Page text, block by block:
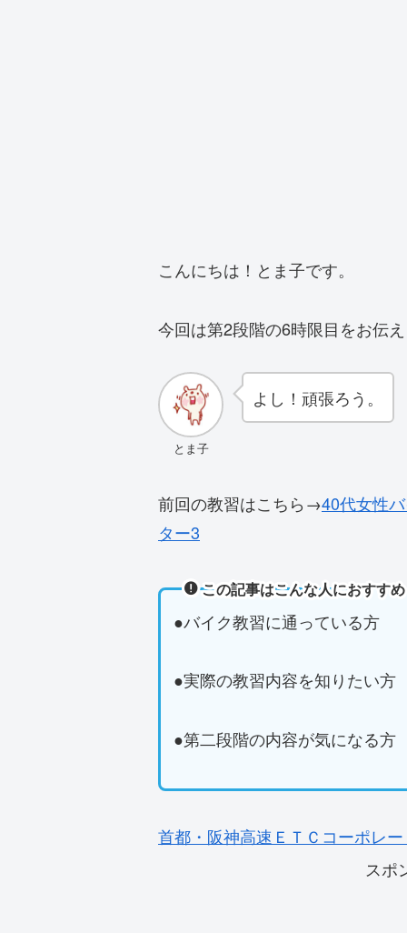
こんにちは！とま子です。
今回は第2段階の6時限目をお伝
とま子
よし！頑張ろう。
前回の教習はこちら→40代女性
ター3
この記事はこんな人におすす
●バイク教習に通っている方
●実際の教習内容を知りたい方
●第二段階の内容が気になる方
首都・阪神高速ＥＴＣコーポレ
スポ